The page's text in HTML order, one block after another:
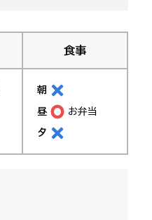
食事
朝
昼 お弁当
夕